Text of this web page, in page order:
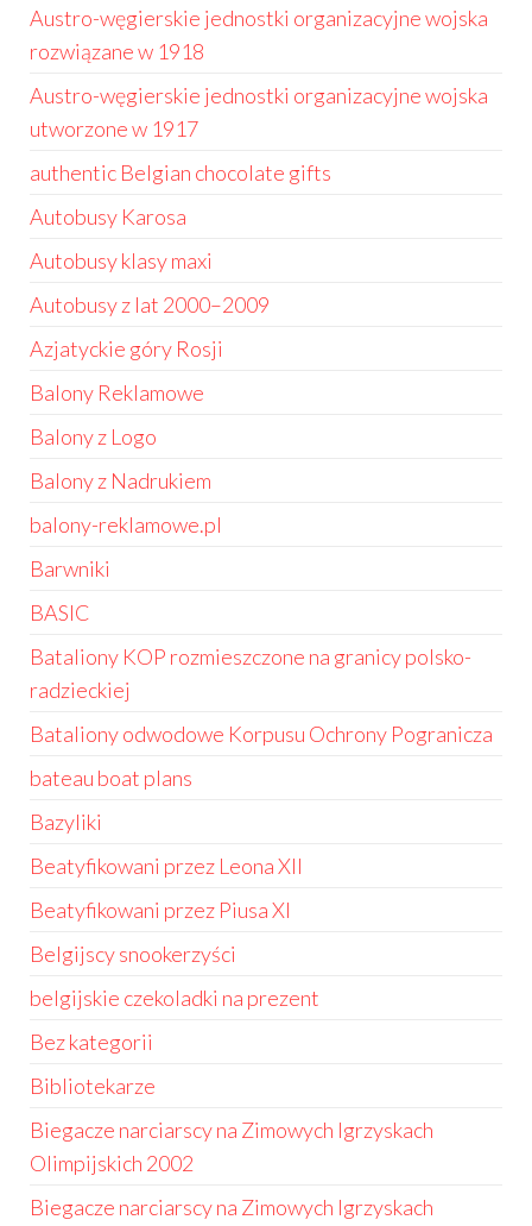
Austro-węgierskie jednostki organizacyjne wojska
rozwiązane w 1918
Austro-węgierskie jednostki organizacyjne wojska
utworzone w 1917
authentic Belgian chocolate gifts
Autobusy Karosa
Autobusy klasy maxi
Autobusy z lat 2000–2009
Azjatyckie góry Rosji
Balony Reklamowe
Balony z Logo
Balony z Nadrukiem
balony-reklamowe.pl
Barwniki
BASIC
Bataliony KOP rozmieszczone na granicy polsko-
radzieckiej
Bataliony odwodowe Korpusu Ochrony Pogranicza
bateau boat plans
Bazyliki
Beatyfikowani przez Leona XII
Beatyfikowani przez Piusa XI
Belgijscy snookerzyści
belgijskie czekoladki na prezent
Bez kategorii
Bibliotekarze
Biegacze narciarscy na Zimowych Igrzyskach
Olimpijskich 2002
Biegacze narciarscy na Zimowych Igrzyskach